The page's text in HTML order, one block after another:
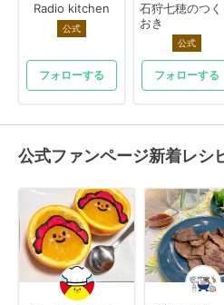
Radio kitchen
公式
フォローする
石狩七穂のつく
おき
公式
フォローする
公式ファンページ新着レシ